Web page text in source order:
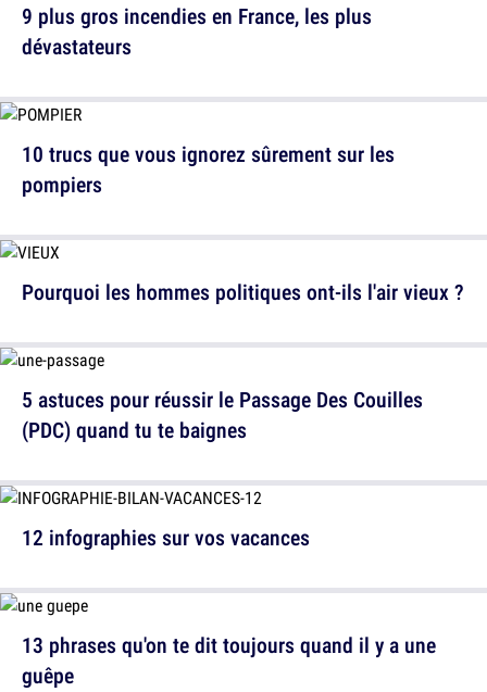
10 trucs que vous ignorez sûrement sur les
pompiers
5 astuces pour réussir le Passage Des Couilles
(PDC) quand tu te baignes
13 phrases qu'on te dit toujours quand il y a une
guêpe
9 plus gros incendies en France, les plus
dévastateurs
Pourquoi les hommes politiques ont-ils l'air vieux ?
12 infographies sur vos vacances